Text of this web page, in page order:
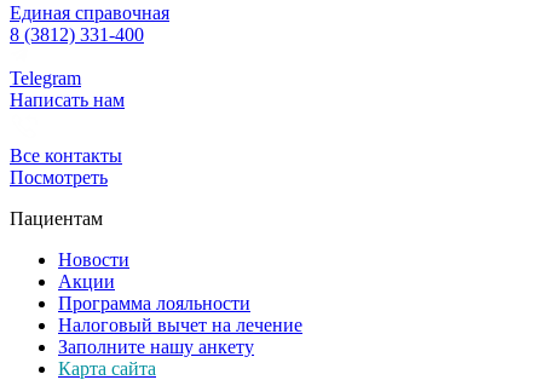
Единая справочная
8 (3812) 331-400
Telegram
Написать нам
Все контакты
Посмотреть
Пациентам
Новости
Акции
Программа лояльности
Налоговый вычет на лечение
Заполните нашу анкету
Карта сайта